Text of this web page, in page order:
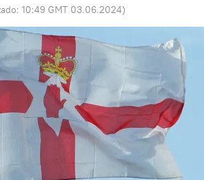
10:49 GMT 03.06.2024)